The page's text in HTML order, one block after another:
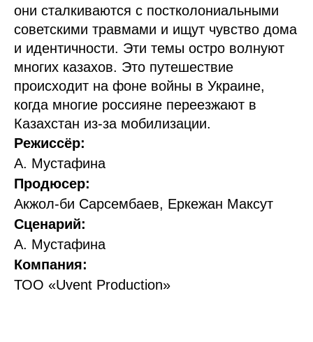
они сталкиваются с постколониальными
советскими травмами и ищут чувство дома
и идентичности. Эти темы остро волнуют
многих казахов. Это путешествие
происходит на фоне войны в Украине,
когда многие россияне переезжают в
Казахстан из-за мобилизации.
Режиссёр:
А. Мустафина
Продюсер:
Акжол-би Сарсембаев, Еркежан Максут
Сценарий:
А. Мустафина
Компания:
ТОО «Uvent Production»